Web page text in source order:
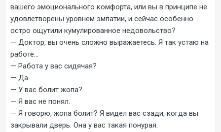
вашего эмоционального комфорта, или вы в принципе не
удовлетворены уровнем эмпатии, и сейчас особенно
остро ощутили кумулированное недовольство?
— Доктор, вы очень сложно выражаетесь. Я так устаю на
работе…
— Работа у вас сидячая?
— Да.
— У вас болит жопа?
— Я вас не понял.
— Я говорю, жопа болит? Я видел вас сзади, когда вы
закрывали дверь. Она у вас такая понурая.